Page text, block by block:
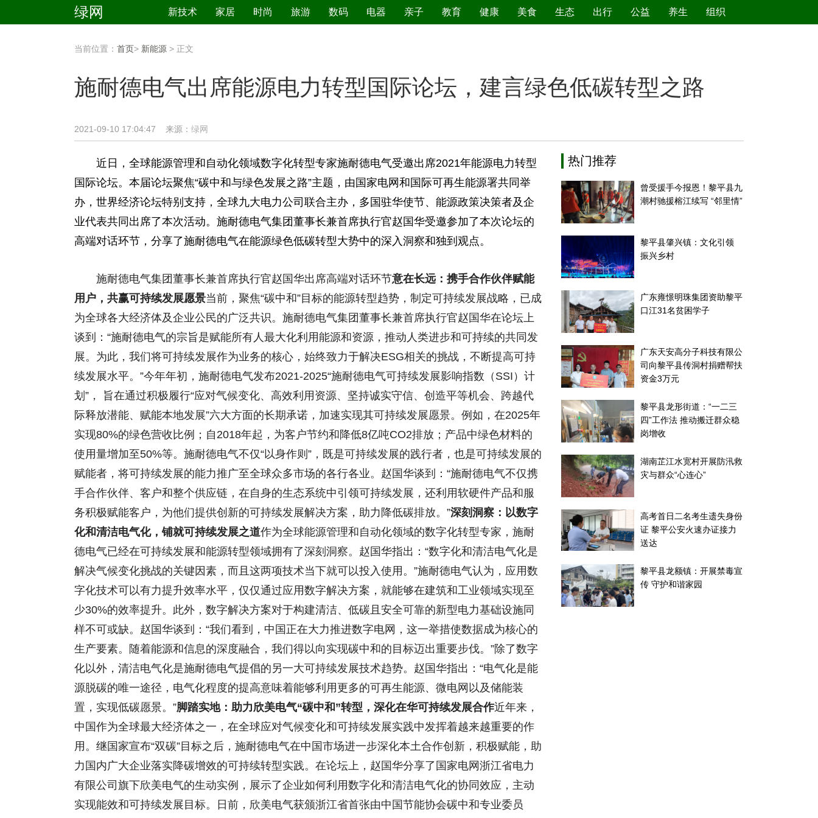
绿网 组织
养生
公益
出行
生态
美食
健康
教育
亲子
电器
数码
旅游
时尚
家居
新技术
当前位置： 首页> 新能源 > 正文
施耐德电气出席能源电力转型国际论坛，建言绿色低碳转型之路
2021-09-10 17:04:47 来源： 绿网
近日，全球能源管理和自动化领域数字化转型专家施耐德电气受邀出席2021年能源电力转型
国际论坛。本届论坛聚焦“碳中和与绿色发展之路”主题，由国家电网和国际可再生能源署共同举
办，世界经济论坛特别支持，全球九大电力公司联合主办，多国驻华使节、能源政策决策者及企
业代表共同出席了本次活动。施耐德电气集团董事长兼首席执行官赵国华受邀参加了本次论坛的
高端对话环节，分享了施耐德电气在能源绿色低碳转型大势中的深入洞察和独到观点。
施耐德电气集团董事长兼首席执行官赵国华出席高端对话环节意在长远：携手合作伙伴赋能
用户，共赢可持续发展愿景当前，聚焦“碳中和”目标的能源转型趋势，制定可持续发展战略，已成
为全球各大经济体及企业公民的广泛共识。施耐德电气集团董事长兼首席执行官赵国华在论坛上
谈到：“施耐德电气的宗旨是赋能所有人最大化利用能源和资源，推动人类进步和可持续的共同发
展。为此，我们将可持续发展作为业务的核心，始终致力于解决ESG相关的挑战，不断提高可持
续发展水平。”今年年初，施耐德电气发布2021-2025“施耐德电气可持续发展影响指数（SSI）计
划”， 旨在通过积极履行“应对气候变化、高效利用资源、坚持诚实守信、创造平等机会、跨越代
际释放潜能、赋能本地发展”六大方面的长期承诺，加速实现其可持续发展愿景。例如，在2025年
实现80%的绿色营收比例；自2018年起，为客户节约和降低8亿吨CO2排放；产品中绿色材料的
使用量增加至50%等。施耐德电气不仅“以身作则”，既是可持续发展的践行者，也是可持续发展的
赋能者，将可持续发展的能力推广至全球众多市场的各行各业。赵国华谈到：“施耐德电气不仅携
手合作伙伴、客户和整个供应链，在自身的生态系统中引领可持续发展，还利用软硬件产品和服
务积极赋能客户，为他们提供创新的可持续发展解决方案，助力降低碳排放。”深刻洞察：以数字
化和清洁电气化，铺就可持续发展之道作为全球能源管理和自动化领域的数字化转型专家，施耐
德电气已经在可持续发展和能源转型领域拥有了深刻洞察。赵国华指出：“数字化和清洁电气化是
解决气候变化挑战的关键因素，而且这两项技术当下就可以投入使用。”施耐德电气认为，应用数
字化技术可以有力提升效率水平，仅仅通过应用数字解决方案，就能够在建筑和工业领域实现至
少30%的效率提升。此外，数字解决方案对于构建清洁、低碳且安全可靠的新型电力基础设施同
样不可或缺。赵国华谈到：“我们看到，中国正在大力推进数字电网，这一举措使数据成为核心的
生产要素。随着能源和信息的深度融合，我们得以向实现碳中和的目标迈出重要步伐。”除了数字
化以外，清洁电气化是施耐德电气提倡的另一大可持续发展技术趋势。赵国华指出：“电气化是能
源脱碳的唯一途径，电气化程度的提高意味着能够利用更多的可再生能源、微电网以及储能装
置，实现低碳愿景。”脚踏实地：助力欣美电气“碳中和”转型，深化在华可持续发展合作近年来，
中国作为全球最大经济体之一，在全球应对气候变化和可持续发展实践中发挥着越来越重要的作
用。继国家宣布“双碳”目标之后，施耐德电气在中国市场进一步深化本土合作创新，积极赋能，助
力国内广大企业落实降碳增效的可持续转型实践。在论坛上，赵国华分享了国家电网浙江省电力
有限公司旗下欣美电气的生动实例，展示了企业如何利用数字化和清洁电气化的协同效应，主动
实现能效和可持续发展目标。日前，欣美电气获颁浙江省首张由中国节能协会碳中和专业委员
热门推荐
曾受援手今报恩！黎平县九
潮村驰援榕江续写 “邻里情”
黎平县肇兴镇：文化引领
振兴乡村
广东雍憬明珠集团资助黎平
口江31名贫困学子
广东天安高分子科技有限公
司向黎平县传洞村捐赠帮扶
资金3万元
黎平县龙形街道：“一二三
四”工作法 推动搬迁群众稳
岗增收
湖南芷江水宽村开展防汛救
灾与群众“心连心”
高考首日二名考生遗失身份
证 黎平公安火速办证接力
送达
黎平县龙额镇：开展禁毒宣
传 守护和谐家园